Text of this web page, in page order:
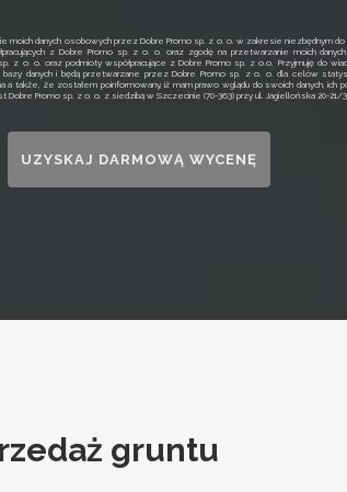
moich danych osobowych przez Dobre Promo sp. z o. o. w zakresie niezbędnym
z Dobre Promo sp. z o. o. oraz zgodę na przetwarzanie moich
z o. o. oraz podmioty współpracujące z Dobre Promo sp. z o.o. Przyjmuję do
danych i będą przetwarzane przez Dobre Promo sp. z o. o. dla celów
także, że zostałem poinformowany, iż mam prawo wglądu do swoich danych, ich
Dobre Promo sp. z o. o. z siedzibą w Szczecinie (70-363) przy ul. Jagiellońska 20-21/
gruntu